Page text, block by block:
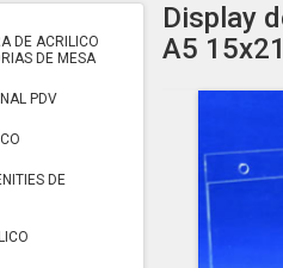
DE ACRILICO
DE MESA
PDV
DE
Display
A5